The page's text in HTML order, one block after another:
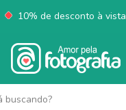
10% de desconto à vista